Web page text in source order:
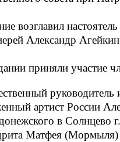
возглавил
Александр Агейкин
приняли участие
руководитель
артист России
в Солнцево
Матфея